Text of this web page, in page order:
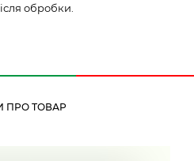
обробки.
ПРО ТОВАР